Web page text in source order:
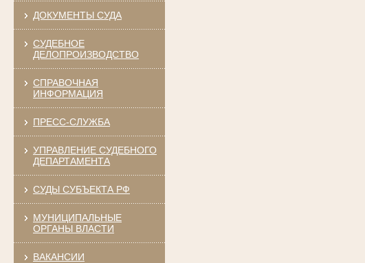
ДОКУМЕНТЫ СУДА
СУДЕБНОЕ
ДЕЛОПРОИЗВОДСТВО
СПРАВОЧНАЯ
ИНФОРМАЦИЯ
ПРЕСС-СЛУЖБА
УПРАВЛЕНИЕ СУДЕБНОГО
ДЕПАРТАМЕНТА
СУДЫ СУБЪЕКТА РФ
МУНИЦИПАЛЬНЫЕ
ОРГАНЫ ВЛАСТИ
ВАКАНСИИ